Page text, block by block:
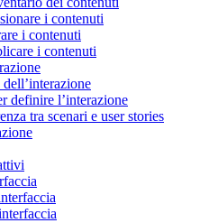
i contenuti
i contenuti
i contenuti
definire l’interazione
tra scenari e user stories